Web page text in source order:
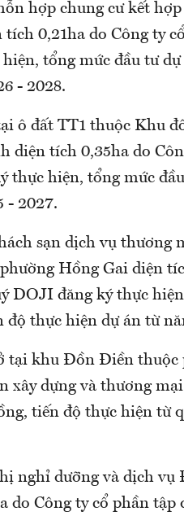
hợp chung cư kết
0,21ha do Công ty
tổng mức đầu tư
- 2028.
ô đất TT1 thuộc Khu
diện tích 0,35ha do
thực hiện, tổng mức
- 2027.
sạn dịch vụ
Hồng Gai diện
DOJI đăng ký thực
thực hiện dự án từ
tại khu Đồn Điền thuộc
xây dựng và thương
tiến độ thực hiện từ
nghỉ dưỡng và dịch vụ
do Công ty cổ phần